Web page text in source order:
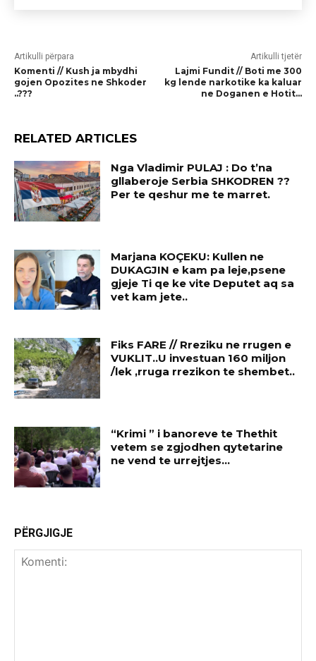
Artikulli përpara
Komenti // Kush ja mbydhi
gojen Opozites ne Shkoder
..???
Artikulli tjetër
Lajmi Fundit // Boti me 300
kg lende narkotike ka kaluar
ne Doganen e Hotit…
RELATED ARTICLES
Nga Vladimir PULAJ : Do t’na
gllaberoje Serbia SHKODREN ??
Per te qeshur me te marret.
Marjana KOÇEKU: Kullen ne
DUKAGJIN e kam pa leje,psene
gjeje Ti qe ke vite Deputet aq sa
vet kam jete..
Fiks FARE // Rreziku ne rrugen e
VUKLIT..U investuan 160 miljon
/lek ,rruga rrezikon te shembet..
“Krimi ” i banoreve te Thethit
vetem se zgjodhen qytetarine
ne vend te urrejtjes…
PËRGJIGJE